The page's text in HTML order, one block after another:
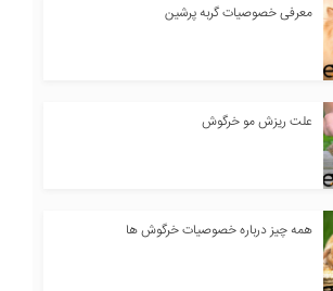
معرفی خصوصیات گربه پرشین
علت ریزش مو خرگوش
همه چیز درباره خصوصیات خرگوش ها